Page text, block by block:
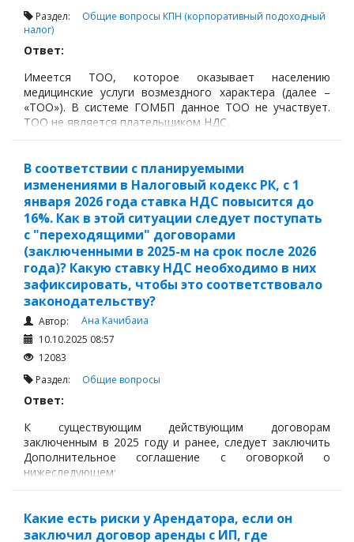
Раздел: Общие вопросы КПН (корпоративный подоходный
налог)
Ответ:
Имеется ТОО, которое оказывает населению
медицинские услуги возмездного характера (далее –
«ТОО»). В системе ГОМБП данное ТОО не участвует.
ТОО не является плательщиком НДС.
В соответствии с планируемыми
изменениями в Налоговый кодекс РК, с 1
января 2026 года ставка НДС повысится до
16%. Как в этой ситуации следует поступать
с "переходящими" договорами
(заключенными в 2025-м на срок после 2026
года)? Какую ставку НДС необходимо в них
зафиксировать, чтобы это соответствовало
законодательству?
Автор:
Ана Качибаиа
10.10.2025 08:57
12083
Раздел: Общие вопросы
Ответ:
К существующим действующим договорам
заключенным в 2025 году и ранее, следует заключить
Дополнительное соглашение с оговоркой о
нижеследующем:
Какие есть риски у Арендатора, если он
заключил договор аренды с ИП, где